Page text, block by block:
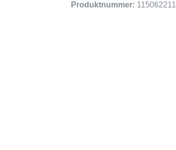
Produktnummer: 115062211